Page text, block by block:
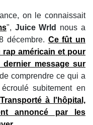
on le connaissait
", Juice Wrld nous a
décembre. Ce fût un
américain et pour
message sur
comprendre ce qui a
subitement en
Transporté à l'hôpital,
annoncé par les